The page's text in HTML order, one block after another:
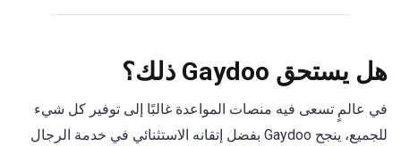
هل يستحق Gaydoo ذلك؟
في عالمٍ تسعى فيه منصات المواعدة غالبًا إلى توفير كل شيء
للجميع، ينجح Gaydoo بفضل إتقانه الاستثنائي في خدمة الرجال